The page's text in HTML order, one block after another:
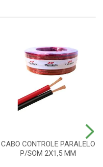
CABO CONTROLE PARALELO
P/SOM 2X1,5 MM